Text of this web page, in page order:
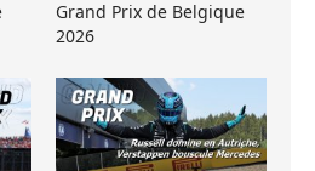
Grand Prix de Belgique
2026